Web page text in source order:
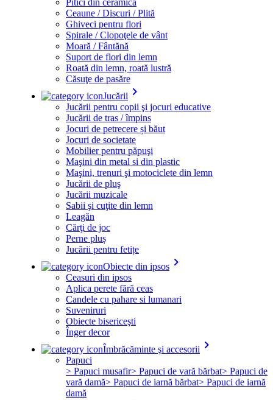
Pitici din ceramică
Ceaune / Discuri / Plită
Ghiveci pentru flori
Spirale / Clopoţele de vânt
Moară / Fântănă
Suport de flori din lemn
Roată din lemn, roată lustră
Căsuţe de pasăre
Jucării keyboard_arrow_right
Jucării pentru copii şi jocuri educative
Jucării de tras / împins
Jocuri de petrecere și băut
Jocuri de societate
Mobilier pentru păpuşi
Maşini din metal si din plastic
Maşini, trenuri şi motociclete din lemn
Jucării de pluş
Jucării muzicale
Sabii şi cuţite din lemn
Leagăn
Cărţi de joc
Perne pluș
Jucării pentru fetițe
Obiecte din ipsos keyboard_arrow_right
Ceasuri din ipsos
Aplica perete fără ceas
Candele cu pahare si lumanari
Suveniruri
Obiecte bisericeşti
Înger decor
Îmbrăcăminte şi accesorii keyboard_arrow_right
Papuci
> Papuci musafir> Papuci de vară bărbat> Papuci de
vară damă> Papuci de iarnă bărbat> Papuci de iarnă
damă